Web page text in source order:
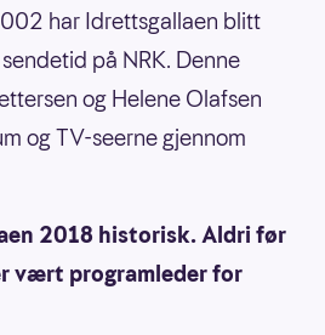
har Idrettsgallaen blitt
på NRK. Denne
og Helene Olafsen
og TV-seerne gjennom
2018 historisk. Aldri før
vært programleder for